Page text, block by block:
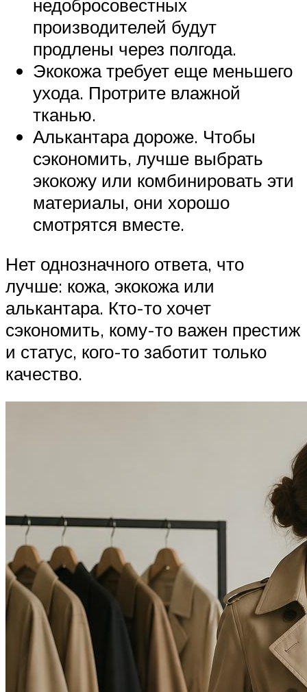
недобросовестных
производителей будут
продлены через полгода.
Экокожа требует еще меньшего
ухода. Протрите влажной
тканью.
Алькантара дороже. Чтобы
сэкономить, лучше выбрать
экокожу или комбинировать эти
материалы, они хорошо
смотрятся вместе.
Нет однозначного ответа, что
лучше: кожа, экокожа или
алькантара. Кто-то хочет
сэкономить, кому-то важен престиж
и статус, кого-то заботит только
качество.